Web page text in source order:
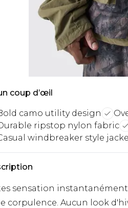
coup d’œil
camo utility design
ripstop nylon fabric
windbreaker style
sensation
corpulence. Aucun look